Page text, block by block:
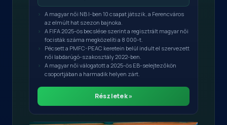
A magyar női NB I-ben 10 csapat játszik, a Ferencváros
az elmúlt hat szezon bajnoka.
A FIFA 2025-ös becslése szerint a regisztrált magyar női
focisták száma megközelíti a 8 000-t.
Pécsett a PMFC-PEAC keretein belül indult el szervezett
női labdarúgó-szakosztály 2022-ben.
A magyar női válogatott a 2025-ös EB-selejtezőkön
csoportjában a harmadik helyen zárt.
Részletek »